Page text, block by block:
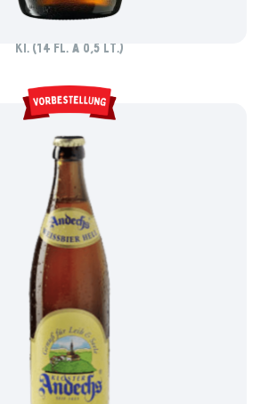
Ki. (14 Fl. à 0,5 lt.)